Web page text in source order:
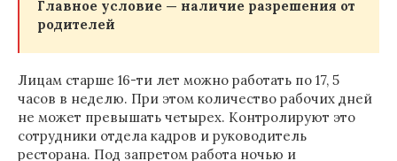
Главное условие — наличие разрешения от
родителей
Лицам старше 16-ти лет можно работать по 17, 5
часов в неделю. При этом количество рабочих дней
не может превышать четырех. Контролируют это
сотрудники отдела кадров и руководитель
ресторана. Под запретом работа ночью и